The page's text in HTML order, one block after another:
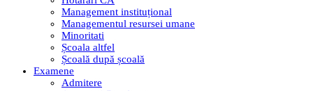
Management instituțional
Managementul resursei umane
Minoritati
Școala altfel
Școală după școală
Examene
Admitere